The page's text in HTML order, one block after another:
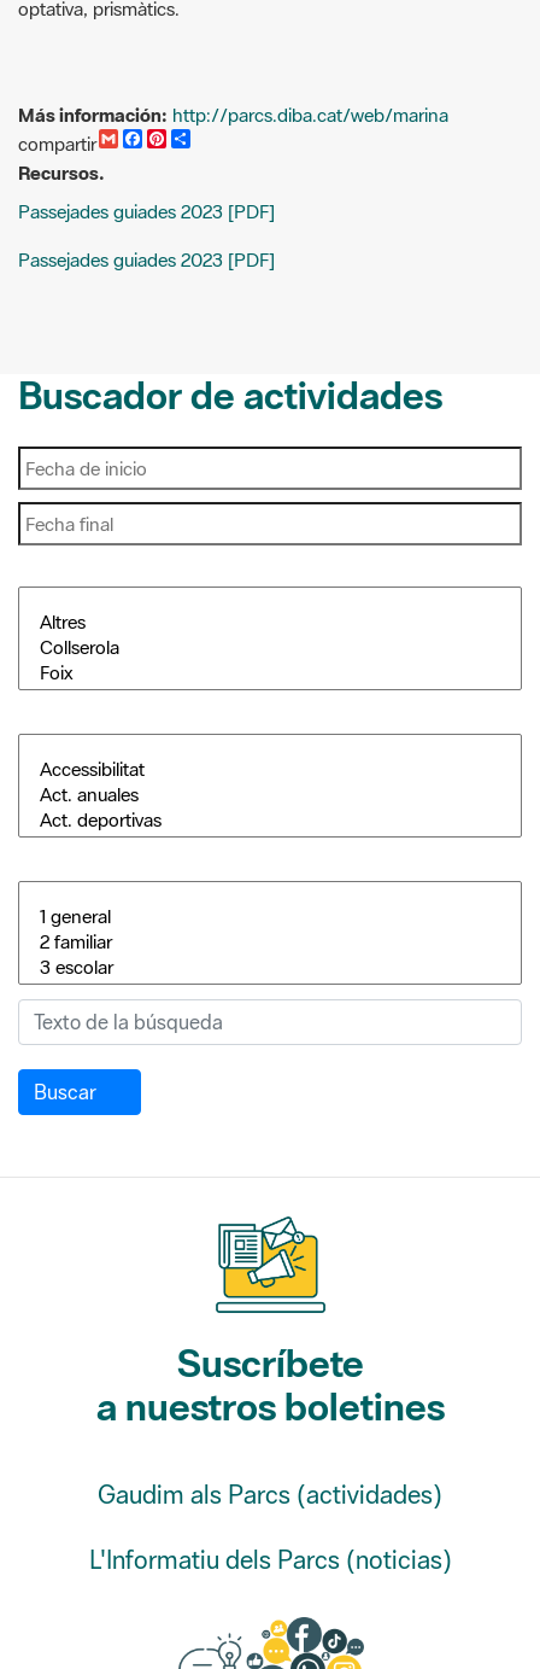
optativa, prismàtics.
Más información: http://parcs.diba.cat/web/marina
compartir
G
l
F
b
o
k
P
e
e
s
a
t
i
Recursos.
Passejades guiades 2023 [PDF]
Passejades guiades 2023 [PDF]
Buscador de actividades
Buscar
Suscríbete
a nuestros boletines
Gaudim als Parcs (actividades)
L'Informatiu dels Parcs (noticias)